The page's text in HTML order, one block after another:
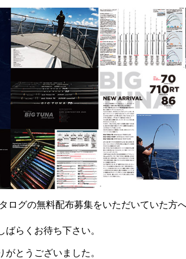
ログの無料配布募集をいただいていた方
らくお待ち下さい。
とうございました。